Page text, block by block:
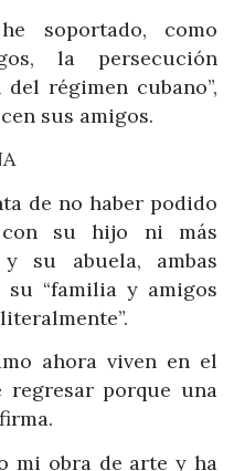
soportado, como
la persecución
régimen cubano”,
sus amigos.
de no haber podido
con su hijo ni más
su abuela, ambas
“familia y amigos
ahora viven en el
porque una
mi obra de arte y ha